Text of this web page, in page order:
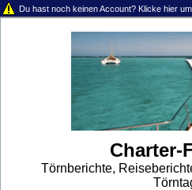
Du hast noch keinen Account? Klicke hier
Charter-
Törnberichte,